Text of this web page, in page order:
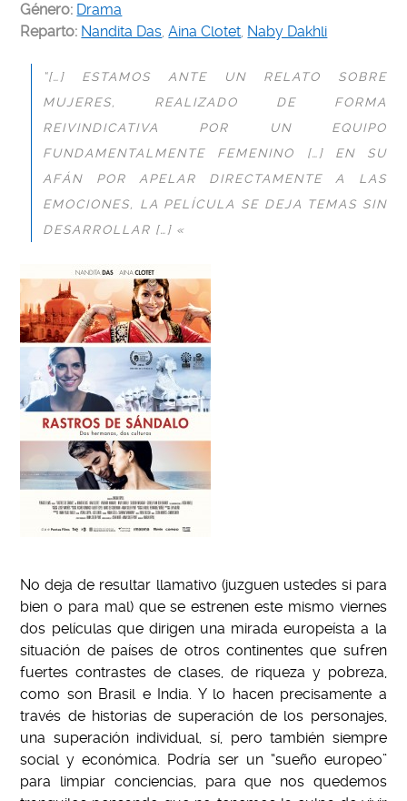
Género: Drama
Reparto: Nandita Das,Aina Clotet, Naby Dakhli
“[…] ESTAMOS ANTE UN RELATO SOBRE
MUJERES, REALIZADO DE FORMA
REIVINDICATIVA POR UN EQUIPO
FUNDAMENTALMENTE FEMENINO […] EN SU
AFÁN POR APELAR DIRECTAMENTE A LAS
EMOCIONES, LA PELÍCULA SE DEJA TEMAS SIN
DESARROLLAR […] «
No deja de resultar llamativo (juzguen ustedes si para
bien o para mal) que se estrenen este mismo viernes
dos películas que dirigen una mirada europeísta a la
situación de países de otros continentes que sufren
fuertes contrastes de clases, de riqueza y pobreza,
como son Brasil e India. Y lo hacen precisamente a
través de historias de superación de los personajes,
una superación individual, sí, pero también siempre
social y económica. Podría ser un “sueño europeo”
para limpiar conciencias, para que nos quedemos